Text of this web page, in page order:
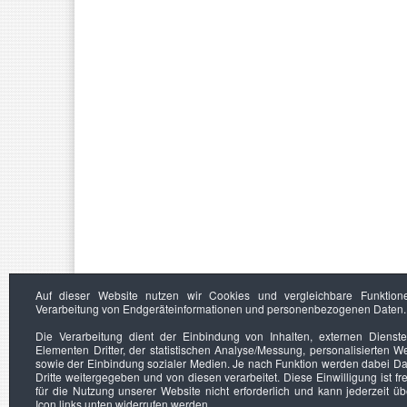
Auf dieser Website nutzen wir Cookies und vergleichbare
Verarbeitung von Endgeräteinformationen und personenbezogenen Daten.
Die Verarbeitung dient der Einbindung von Inhalten, externen
Elementen Dritter, der statistischen Analyse/Messung, personalisierten
sowie der Einbindung sozialer Medien. Je nach Funktion werden dabei
Dritte weitergegeben und von diesen verarbeitet. Diese Einwilligung ist
für die Nutzung unserer Website nicht erforderlich und kann jederzeit
Icon links unten widerrufen werden.